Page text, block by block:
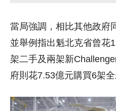
當局強調，相比其他政府
並舉例指出魁北克省曾花
架二手及兩架新
府則花7.53億元購買6架